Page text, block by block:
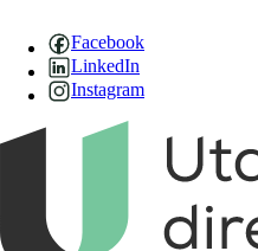
Facebook
LinkedIn
Instagram